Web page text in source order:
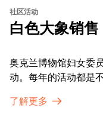
社区活动
白色大象销售
奥克兰博物馆妇女委
动。每年的活动都是
了解更多